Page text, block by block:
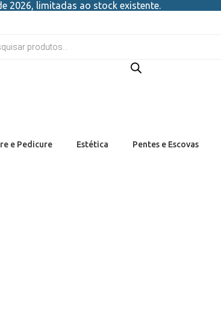
2026, limitadas ao stock existente.
e Pedicure Estética Pentes e Escovas